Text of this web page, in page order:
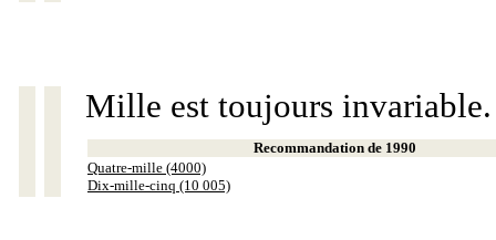
Mille est toujours invariable.
Recommandation de 1990
Quatre-mille (4000)
Dix-mille-cinq (10 005)